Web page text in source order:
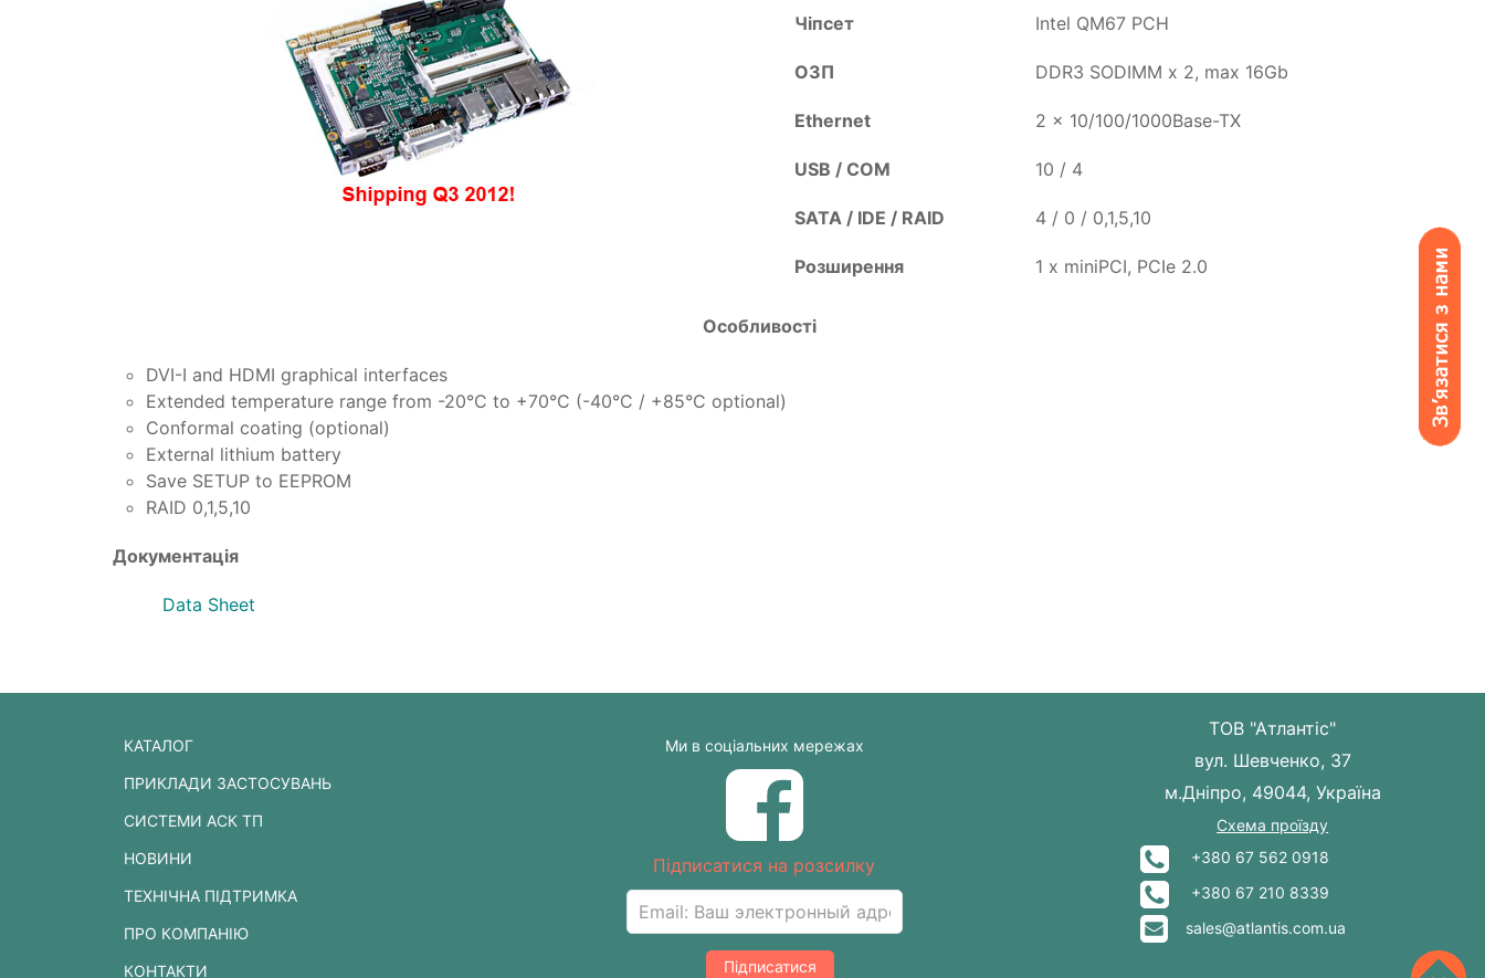
Чіпсет Intel QM67 PCH
ОЗП DDR3 SODIMM x 2, max 16Gb
Ethernet 2 x 10/100/1000Base-TX
USB / COM 10 / 4
SATA / IDE / RAID 4 / 0 / 0,1,5,10
Розширення 1 x miniPCI, PCIe 2.0
Особливості
DVI-I and HDMI graphical interfaces
Extended temperature range from -20°C to +70°C (-40°C / +85°C optional)
Conformal coating (optional)
External lithium battery
Save SETUP to EEPROM
RAID 0,1,5,10
Документація
Data Sheet
КАТАЛОГ
ПРИКЛАДИ ЗАСТОСУВАНЬ
СИСТЕМИ АСК ТП
НОВИНИ
ТЕХНІЧНА ПІДТРИМКА
ПРО КОМПАНІЮ
КОНТАКТИ
Ми в соціальних мережах
Підписатися на розсилку
Підписатися
ТОВ "Атлантіс"
вул. Шевченко, 37
м.Дніпро, 49044, Україна
Схема проїзду
+380 67 562 0918
+380 67 210 8339
sales@atlantis.com.ua